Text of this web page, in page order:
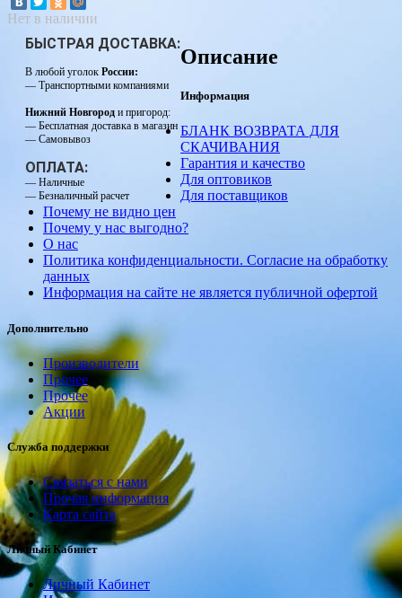
Нет в наличии
БЫСТРАЯ ДОСТАВКА:
В любой уголок России:
— Транспортными компаниями
Нижний Новгород и пригород:
— Бесплатная доставка в магазин
— Самовывоз
ОПЛАТА:
— Наличные
— Безналичный расчет
Описание
Информация
БЛАНК ВОЗВРАТА ДЛЯ
СКАЧИВАНИЯ
Гарантия и качество
Для оптовиков
Для поставщиков
Почему не видно цен
Почему у нас выгодно?
О нас
Политика конфиденциальности. Согласие на обработку
данных
Информация на сайте не является публичной офертой
Дополнительно
Производители
Прочее
Прочее
Акции
Служба поддержки
Связаться с нами
Прочая информация
Карта сайта
Личный Кабинет
Личный Кабинет